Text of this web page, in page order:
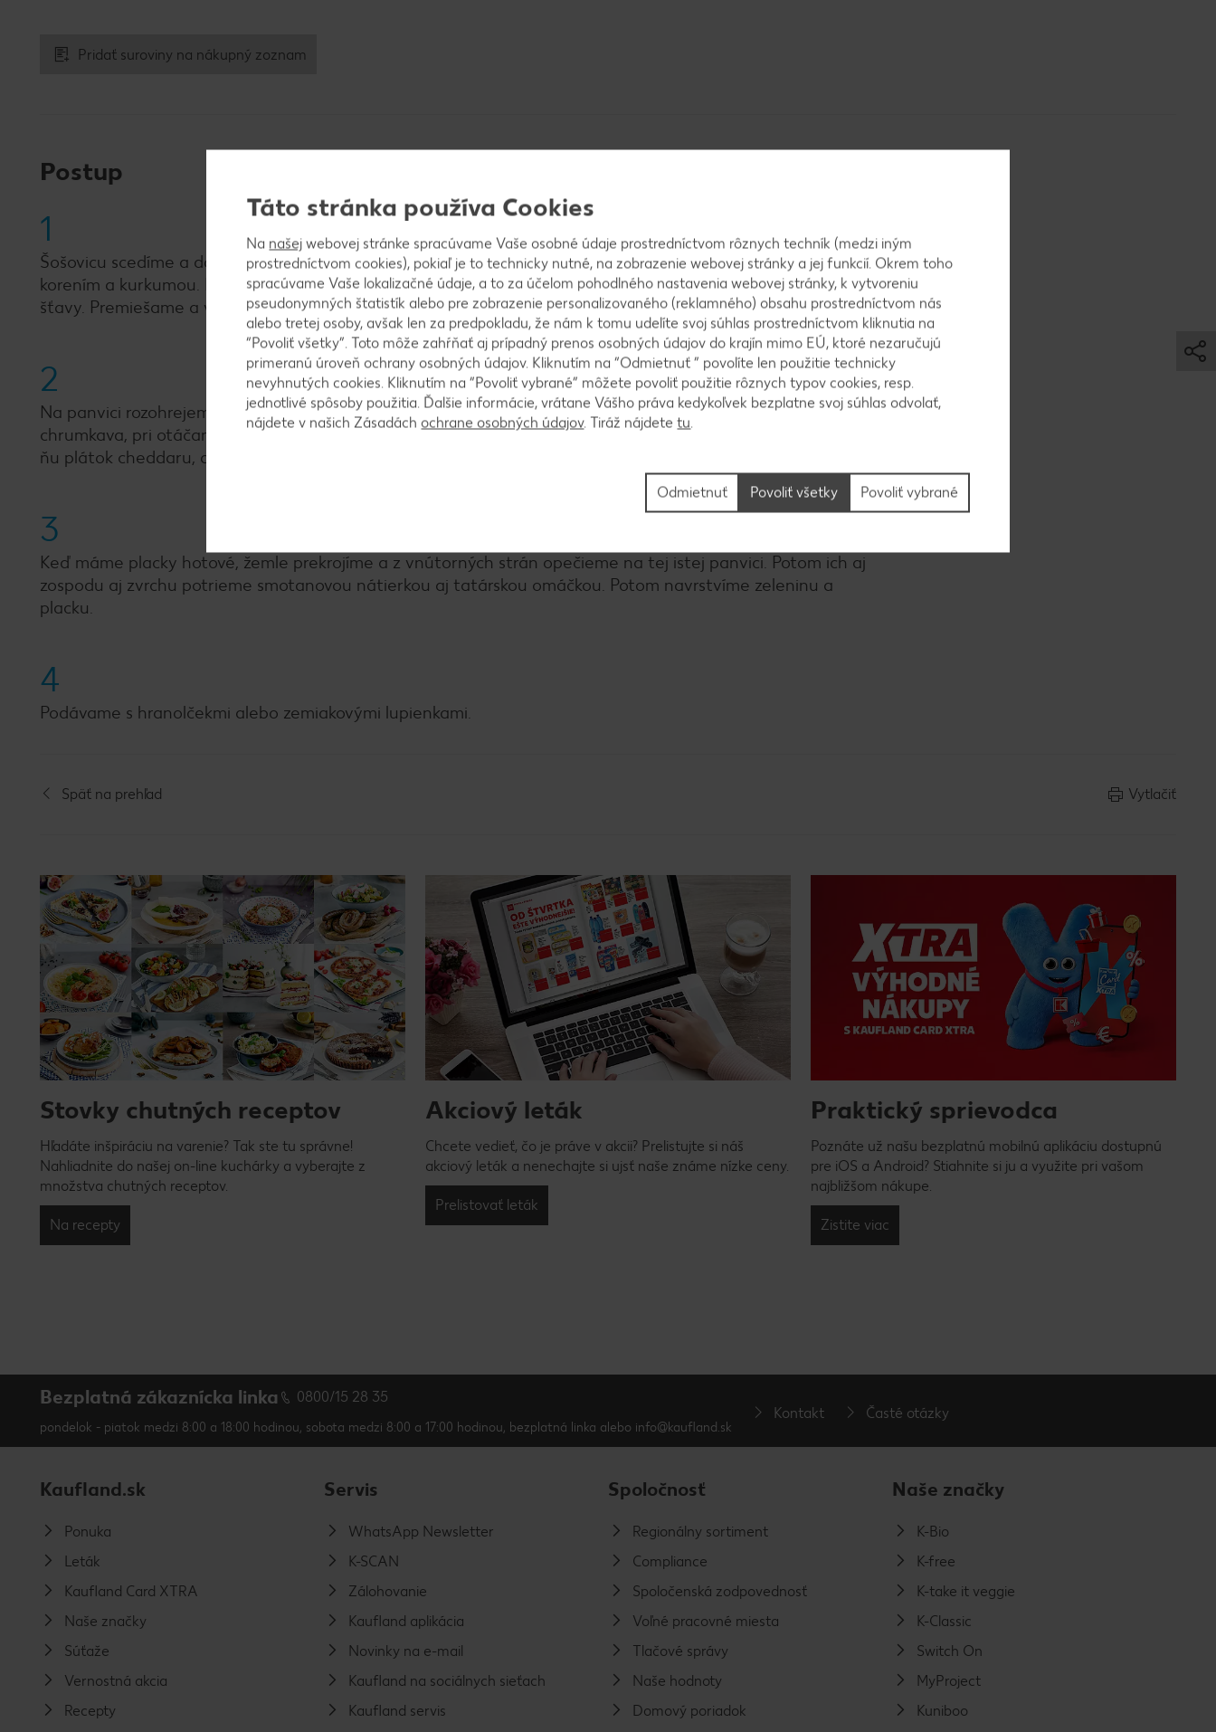
Pridať suroviny na nákupný zoznam
Postup
1
Šošovicu scedíme a dáme do misky. Pridáme strúhanku, vajíčka, dochutíme soľou, čiernym korením, kajenským
korením a kurkumou. Pridáme 1 PL medu, 1 ČL horčice, 1 PL nasekanej petržlenovej vňate a trošku citrónovej
šťavy. Premiešame a vidličkou časť šošovice roztlačíme.
2
Na panvici rozohrejeme olej a lyžicou vytvarujeme placku hrubú asi 1,5 cm. Placky opečieme z oboch strán do
chrumkava, pri otáčaní použijeme širokú lopatku, aby sa placky nerozpadli. Keď placku otočíme, položíme na
ňu plátok cheddaru, aby sa roztopil.
3
Keď máme placky hotové, žemle prekrojíme a z vnútorných strán opečieme na tej istej panvici. Potom ich aj
zospodu aj zvrchu potrieme smotanovou nátierkou aj tatárskou omáčkou. Potom navrstvíme zeleninu a
placku.
4
Podávame s hranolčekmi alebo zemiakovými lupienkami.
Späť na prehľad Vytlačiť
Stovky chutných receptov
Hľadáte inšpiráciu na varenie? Tak ste tu správne!
Nahliadnite do našej on-line kuchárky a vyberajte z
množstva chutných receptov.
Na recepty
Akciový leták
Chcete vedieť, čo je práve v akcii? Prelistujte si náš
akciový leták a nenechajte si ujsť naše známe nízke ceny.
Prelistovať leták
Praktický sprievodca
Poznáte už našu bezplatnú mobilnú aplikáciu dostupnú
pre iOS a Android? Stiahnite si ju a využite pri vašom
najbližšom nákupe.
Zistite viac
Bezplatná zákaznícka linka 0800/15 28 35
pondelok - piatok medzi 8:00 a 18:00 hodinou, sobota medzi 8:00 a 17:00 hodinou, bezplatná linka alebo info@kaufland.sk
Kontakt Časté otázky
Kaufland.sk
Ponuka
Leták
Kaufland Card XTRA
Naše značky
Súťaže
Vernostná akcia
Recepty
Servis
WhatsApp Newsletter
K-SCAN
Zálohovanie
Kaufland aplikácia
Novinky na e-mail
Kaufland na sociálnych sieťach
Kaufland servis
Spoločnosť
Regionálny sortiment
Compliance
Spoločenská zodpovednosť
Voľné pracovné miesta
Tlačové správy
Naše hodnoty
Domový poriadok
Naše značky
K-Bio
K-free
K-take it veggie
K-Classic
Switch On
MyProject
Kuniboo
Táto stránka používa Cookies
Na našej webovej stránke spracúvame Vaše osobné údaje prostredníctvom rôznych techník (medzi iným
prostredníctvom cookies), pokiaľ je to technicky nutné, na zobrazenie webovej stránky a jej funkcií. Okrem toho
spracúvame Vaše lokalizačné údaje, a to za účelom pohodlného nastavenia webovej stránky, k vytvoreniu
pseudonymných štatistík alebo pre zobrazenie personalizovaného (reklamného) obsahu prostredníctvom nás
alebo tretej osoby, avšak len za predpokladu, že nám k tomu udelíte svoj súhlas prostredníctvom kliknutia na
“Povoliť všetky”. Toto môže zahŕňať aj prípadný prenos osobných údajov do krajín mimo EÚ, ktoré nezaručujú
primeranú úroveň ochrany osobných údajov. Kliknutím na “Odmietnuť ” povolíte len použitie technicky
nevyhnutých cookies. Kliknutím na “Povoliť vybrané” môžete povoliť použitie rôznych typov cookies, resp.
jednotlivé spôsoby použitia. Ďalšie informácie, vrátane Vášho práva kedykoľvek bezplatne svoj súhlas odvolať,
nájdete v našich Zásadách ochrane osobných údajov. Tiráž nájdetetu.
Povoliť vybrané
Odmietnuť Povoliť všetky